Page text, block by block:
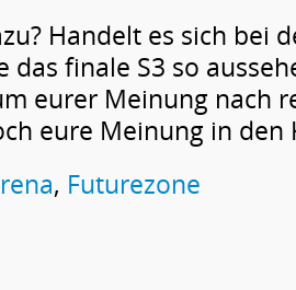
Handelt es sich bei
das finale S3 so
eurer Meinung nach
eure Meinung in
, Futurezone